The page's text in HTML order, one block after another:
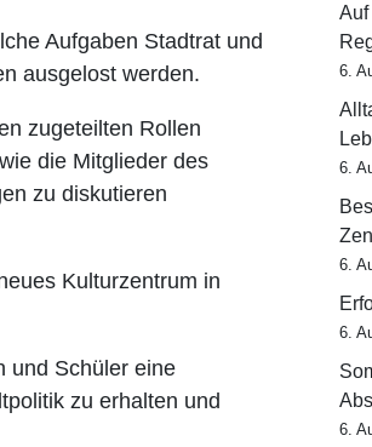
Aufgaben Stadtrat und
ausgelost werden.
zugeteilten Rollen
die Mitglieder des
zu diskutieren
Kulturzentrum in
und Schüler eine
zu erhalten und
Auf
6.
6.
6.
6.
6.